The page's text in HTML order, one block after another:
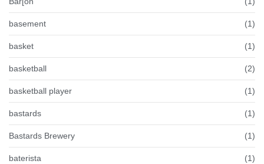
basement (1)
basket (1)
basketball (2)
basketball player (1)
bastards (1)
Bastards Brewery (1)
baterista (1)